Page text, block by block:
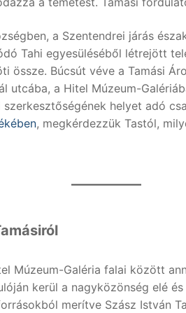
a Szentendrei járás
Tahi egyesüléséből létrejött
Búcsút véve a Tamási
utcába, a Hitel Múzeum-
helyet adó
, megkérdezzük Tastól,
Múzeum-Galéria falai között
kerül a nagyközönség elé
merítve Szász István